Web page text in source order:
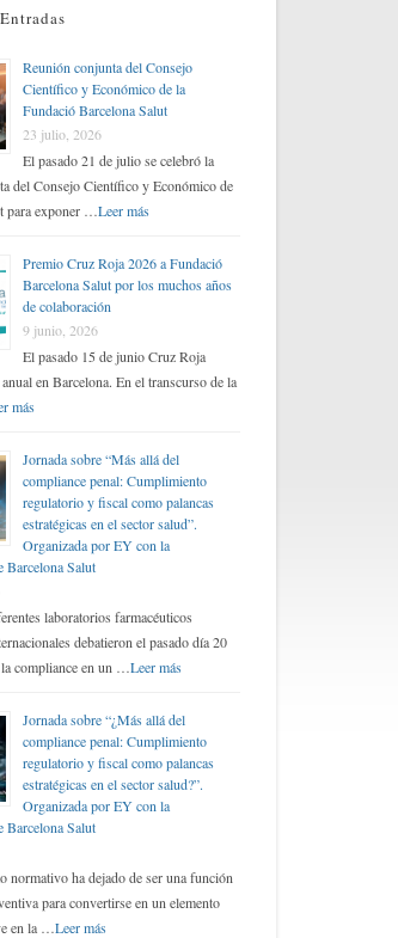
Reunión conjunta del Consejo
Científico y Económico de la
Fundació Barcelona Salut
23 julio, 2026
El pasado 21 de julio se celebró la
del Consejo Científico y Económico de
para exponer …Leer más
Premio Cruz Roja 2026 a Fundació
Barcelona Salut por los muchos años
de colaboración
9 junio, 2026
El pasado 15 de junio Cruz Roja
en Barcelona. En el transcurso de la
más
Jornada sobre “Más allá del
compliance penal: Cumplimiento
regulatorio y fiscal como palancas
estratégicas en el sector salud”.
Organizada por EY con la
Barcelona Salut
laboratorios farmacéuticos
debatieron el pasado día 20
compliance en un …Leer más
Jornada sobre “¿Más allá del
compliance penal: Cumplimiento
regulatorio y fiscal como palancas
estratégicas en el sector salud?”.
Organizada por EY con la
Barcelona Salut
normativo ha dejado de ser una función
para convertirse en un elemento
en la …Leer más